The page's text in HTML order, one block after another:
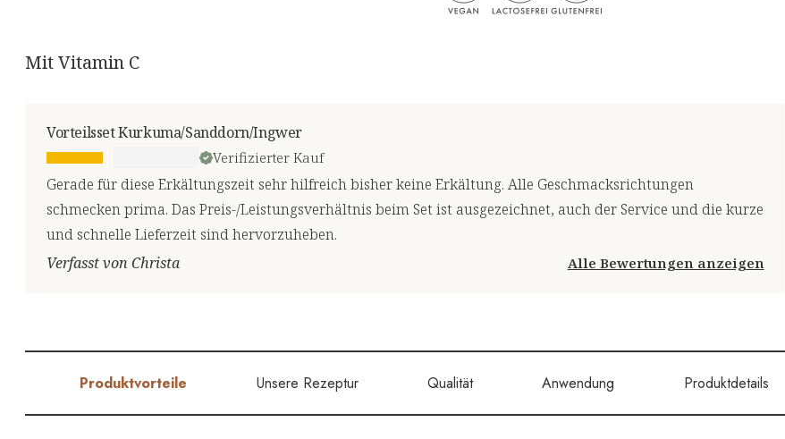
Mit Vitamin C
Vorteilsset Kurkuma/Sanddorn/Ingwer
Verifizierter Kauf
Gerade für diese Erkältungszeit sehr hilfreich bisher keine Erkältung. Alle Geschmacksrichtungen
schmecken prima. Das Preis-/Leistungsverhältnis beim Set ist ausgezeichnet, auch der Service und die kurze
und schnelle Lieferzeit sind hervorzuheben.
Verfasst von Christa
Alle Bewertungen anzeigen
Produktvorteile Unsere Rezeptur Qualität Anwendung Produktdetails